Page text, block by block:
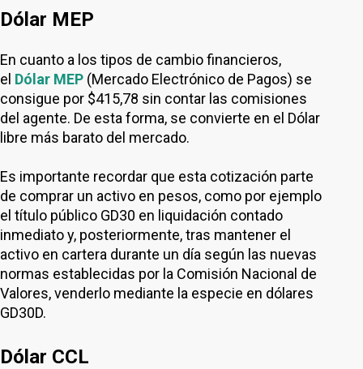
Dólar MEP
En cuanto a los tipos de cambio financieros,
el Dólar MEP (Mercado Electrónico de Pagos) se
consigue por $415,78 sin contar las comisiones
del agente. De esta forma, se convierte en el Dólar
libre más barato del mercado.
Es importante recordar que esta cotización parte
de comprar un activo en pesos, como por ejemplo
el título público GD30 en liquidación contado
inmediato y, posteriormente, tras mantener el
activo en cartera durante un día según las nuevas
normas establecidas por la Comisión Nacional de
Valores, venderlo mediante la especie en dólares
GD30D.
Dólar CCL